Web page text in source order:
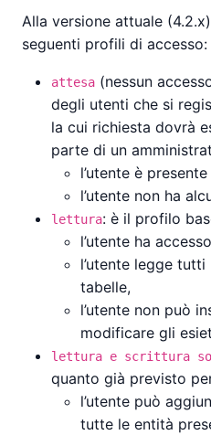
Alla versione attuale
seguenti profili di accesso:
attesa (nessun
degli utenti che si
la cui richiesta dovrà
parte di un
l’utente è
l’utente non ha
lettura: è il profilo
l’utente ha
l’utente legge
tabelle,
l’utente non può
modificare gli
lettura e scrittura
quanto già previsto
l’utente può
tutte le entità